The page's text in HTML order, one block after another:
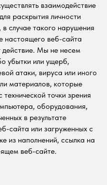
взаимодействие
раскрытия личности
случае такого нарушения
настоящего веб-сайта
действие. Мы не несем
убытки или ущерб,
атаки, вируса или иного
материалов, которые
точки зрения
оборудования,
в результате
сайта или загруженных с
из наполнений, ссылка на
веб-сайте.